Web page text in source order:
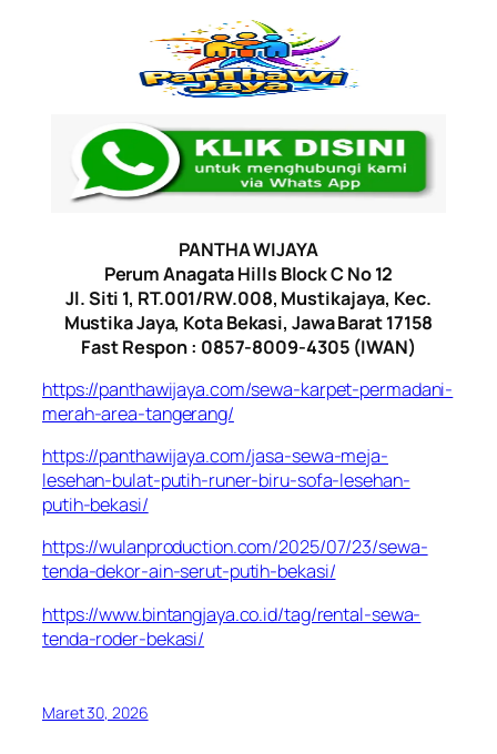
PANTHA WIJAYA
Perum Anagata Hills Block C No 12
Jl. Siti 1, RT.001/RW.008, Mustikajaya, Kec.
Mustika Jaya, Kota Bekasi, Jawa Barat 17158
Fast Respon : 0857-8009-4305 (IWAN)
https://panthawijaya.com/sewa-karpet-permadani-
merah-area-tangerang/
https://panthawijaya.com/jasa-sewa-meja-
lesehan-bulat-putih-runer-biru-sofa-lesehan-
putih-bekasi/
https://wulanproduction.com/2025/07/23/sewa-
tenda-dekor-ain-serut-putih-bekasi/
https://www.bintangjaya.co.id/tag/rental-sewa-
tenda-roder-bekasi/
Maret 30, 2026